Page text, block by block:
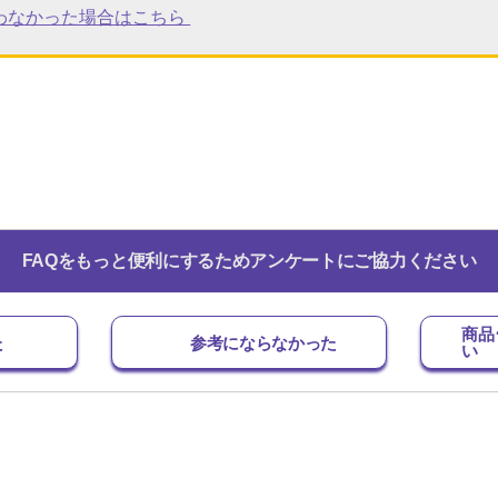
かった場合はこちら
FAQをもっと便利にするためアンケートにご協力ください
参考にならなかった
商品
い